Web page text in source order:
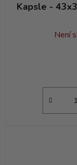
Kapsle -
Není